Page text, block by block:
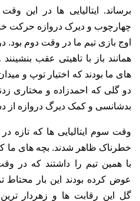
برساند. ایتالیایی ها در این
چهارچوب و دیرک دروازه حرکت
اوج بازی تیم ما در وقت دوم بود.
همانند باز با تاهیتی عقب
های ما بودند که اختیار توپ و
دو گلی که احمدزاده و مختاری
بدشانسی و کمک دیرگ دروازه از
وقت سوم ایتالیایی ها که تازه
خطرناک ظاهر شدند. بچه های ما
با همین تیم را داشتند که در
عوض کرده بودند این بار محتاط
گل این رقابت ها و زهردار ترین